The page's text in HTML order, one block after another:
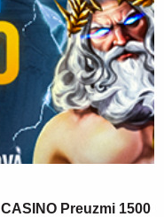
Preuzmi 1500